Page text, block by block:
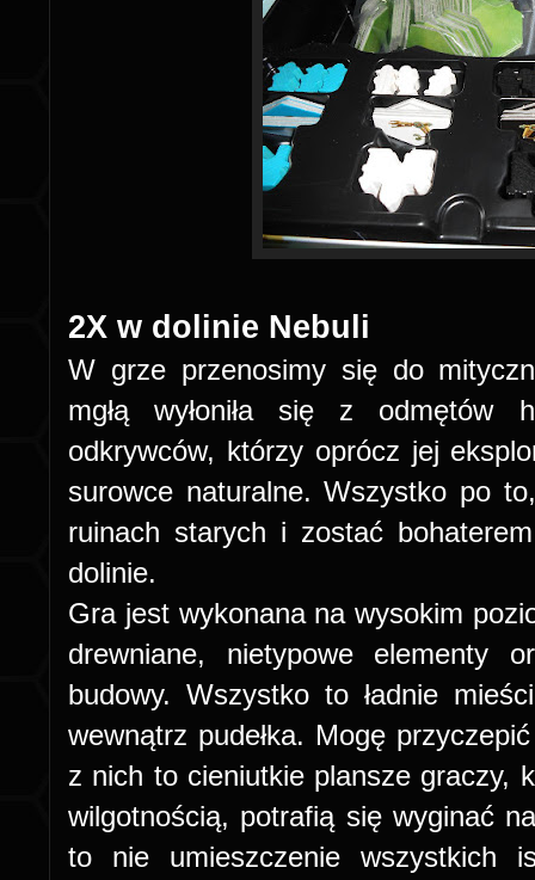
2X w dolinie Nebuli
W grze przenosimy się do
mgłą wyłoniła się z
odkrywców, którzy oprócz jej
surowce naturalne. Wszystko po
ruinach starych i zostać
dolinie.
Gra jest wykonana na wysokim
drewniane, nietypowe elementy
budowy. Wszystko to ładnie
wewnątrz pudełka. Mogę
z nich to cieniutkie plansze graczy,
wilgotnością, potrafią się wyginać
to nie umieszczenie wszystkich